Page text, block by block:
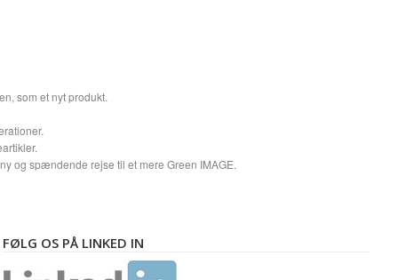
som et nyt produkt.
og spændende rejse til et mere Green IMAGE.
FØLG OS PÅ LINKED IN